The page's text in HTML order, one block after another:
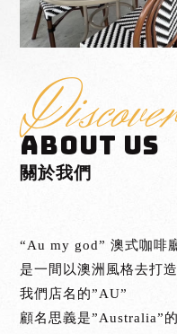
ABOUT US
關於我們
“Au my god” 澳式咖啡
是一間以澳洲風格去打
我們店名的”AU”
顧名思義是”Australia”